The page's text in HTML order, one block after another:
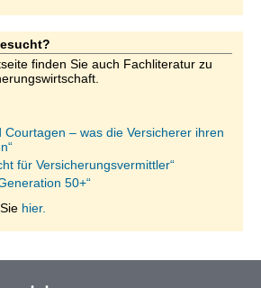
finden Sie auch Fachliteratur zu
Courtagen – was die Versicherer ihren
für Versicherungsvermittler“
50+“
hier.